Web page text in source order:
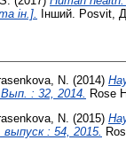
ін.].
Інший. Posvit,
N. (2014)
: 32, 2014.
Rose
N. (2015)
: 54, 2015.